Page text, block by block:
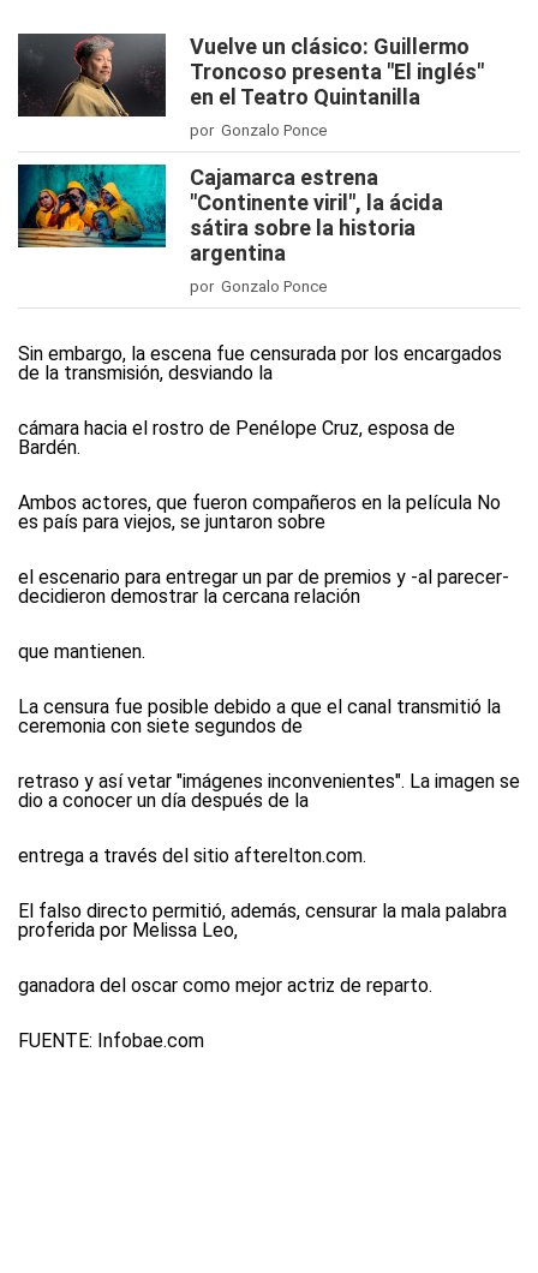
Vuelve un clásico: Guillermo
Troncoso presenta "El inglés"
en el Teatro Quintanilla
por Gonzalo Ponce
Cajamarca estrena
"Continente viril", la ácida
sátira sobre la historia
argentina
por Gonzalo Ponce
Sin embargo, la escena fue censurada por los encargados
de la transmisión, desviando la
cámara hacia el rostro de Penélope Cruz, esposa de
Bardén.
Ambos actores, que fueron compañeros en la película No
es país para viejos, se juntaron sobre
el escenario para entregar un par de premios y -al parecer-
decidieron demostrar la cercana relación
que mantienen.
La censura fue posible debido a que el canal transmitió la
ceremonia con siete segundos de
retraso y así vetar "imágenes inconvenientes". La imagen se
dio a conocer un día después de la
entrega a través del sitio afterelton.com.
El falso directo permitió, además, censurar la mala palabra
proferida por Melissa Leo,
ganadora del oscar como mejor actriz de reparto.
FUENTE: Infobae.com